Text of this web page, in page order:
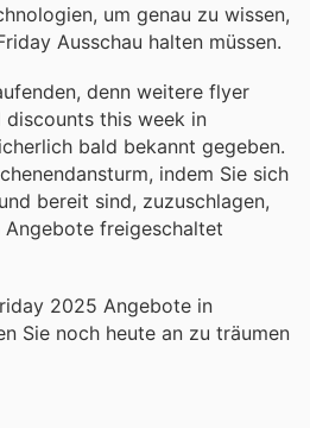
um genau zu wissen,
Ausschau halten müssen.
denn weitere flyer
discounts this week in
bald bekannt gegeben.
indem Sie sich
bereit sind, zuzuschlagen,
freigeschaltet
2025 Angebote in
Sie noch heute an zu träumen